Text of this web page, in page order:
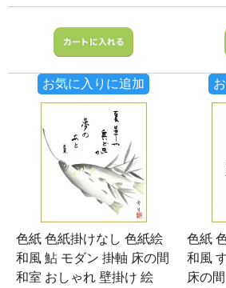
お気に入りに追加
色紙 色紙掛けなし 色紙絵
和風 鮎 モダン 掛軸 床の間
和室 おしゃれ 壁掛け 絵
色紙
和風
床の